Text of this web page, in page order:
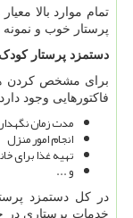
تمام موارد بالا
پرستار خوب و
دستمزد پرستار
برای مشخص کردن
فاکتورهایی وجود
مدت زمان
انجام امور منزل
تهیه غذا برای
و ...
در کل دستمزد
خدمات پرستاری در